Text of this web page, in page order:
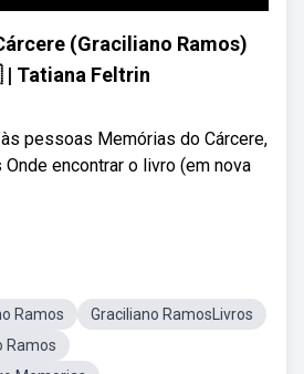
(Graciliano Ramos)
Tatiana Feltrin
pessoas Memórias do Cárcere,
Onde encontrar o livro (em nova
Ramos
Graciliano RamosLivros
Ramos